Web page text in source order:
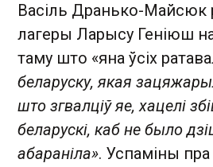
Васіль Дранько-Майсюк
лагеры Ларысу Геніюш
таму што «яна ўсіх
беларуску, якая
што згвалціў яе, хацелі
беларускі, каб не было
абараніла». Успаміны пра